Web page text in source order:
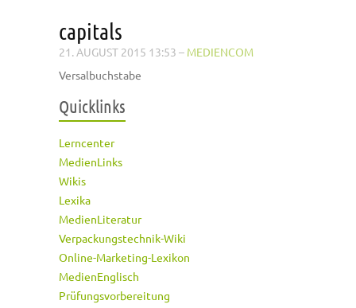
capitals
21. AUGUST 2015 13:53 – MEDIENCOM
Versalbuchstabe
Quicklinks
Lerncenter
MedienLinks
Wikis
Lexika
MedienLiteratur
Verpackungstechnik-Wiki
Online-Marketing-Lexikon
MedienEnglisch
Prüfungsvorbereitung